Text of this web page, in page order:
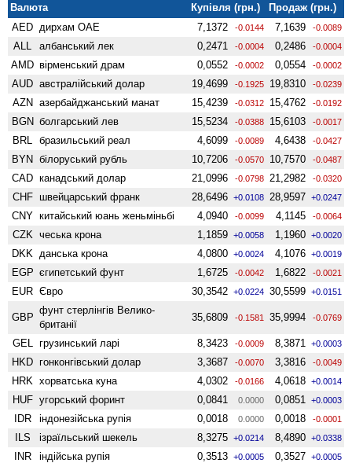
Валюта Купівля (грн.)
Продаж (грн.)
AED дирхам ОАЕ 7,1372 -0.0144 7,1639 -0.0089
ALL албанський лек 0,2471 -0.0004 0,2486 -0.0004
AMD вiрменський драм 0,0552 -0.0002 0,0554 -0.0002
AUD австралійський долар 19,4699 -0.1925 19,8310 -0.0239
AZN азербайджанський манат 15,4239 -0.0312 15,4762 -0.0192
BGN болгарський лев 15,5234 -0.0388 15,6103 -0.0017
BRL бразильський реал 4,6099 -0.0089 4,6438 -0.0427
BYN білоруський рубль 10,7206 -0.0570 10,7570 -0.0487
CAD канадський долар 21,0996 -0.0798 21,2982 -0.0320
CHF швейцарський франк 28,6496 +0.0108 28,9597 +0.0247
CNY китайський юань женьмiньбi 4,0940 -0.0099 4,1145 -0.0064
CZK чеська крона 1,1859 +0.0058 1,1960 +0.0020
DKK данська крона 4,0800 +0.0024 4,1076 +0.0019
EGP єгипетський фунт 1,6725 -0.0042 1,6822 -0.0021
EUR Євро 30,3542 +0.0224 30,5599 +0.0151
GBP
фунт стерлінгів Велико­
британії
35,6809 -0.1581 35,9994 -0.0769
GEL грузинський ларі 8,3423 -0.0009 8,3871 +0.0003
HKD гонконгівський долар 3,3687 -0.0070 3,3816 -0.0049
HRK хорватська куна 4,0302 -0.0166 4,0618 +0.0014
HUF угорський форинт 0,0841 0.0000 0,0851 +0.0003
IDR індонезійська рупія 0,0018 0.0000 0,0018 -0.0001
ILS ізраїльський шекель 8,3275 +0.0214 8,4890 +0.0338
INR індійська рупія 0,3513 +0.0005 0,3527 +0.0005